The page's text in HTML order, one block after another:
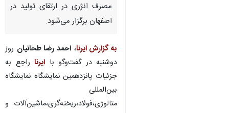
مصرف انژری در ارتقای تولید در
اصفهان برگزار می‌شود.
به گزارش ایرنا، احمد رضا طحانیان روز
دوشنبه در گفت‌وگو با ایرنا راجع به
جزئیات پانزدهمین نمایشگاه نمایشگاه
بین‌المللی
متالوژی،فولاد،ریخته‌گری،ماشین‌آلات و